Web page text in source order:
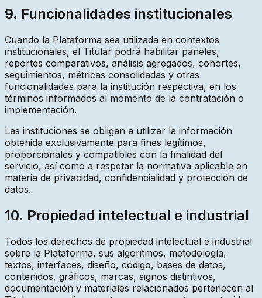
9. Funcionalidades institucionales
Cuando la Plataforma sea utilizada en contextos
institucionales, el Titular podrá habilitar paneles,
reportes comparativos, análisis agregados, cohortes,
seguimientos, métricas consolidadas y otras
funcionalidades para la institución respectiva, en los
términos informados al momento de la contratación o
implementación.
Las instituciones se obligan a utilizar la información
obtenida exclusivamente para fines legítimos,
proporcionales y compatibles con la finalidad del
servicio, así como a respetar la normativa aplicable en
materia de privacidad, confidencialidad y protección de
datos.
10. Propiedad intelectual e industrial
Todos los derechos de propiedad intelectual e industrial
sobre la Plataforma, sus algoritmos, metodología,
textos, interfaces, diseño, código, bases de datos,
contenidos, gráficos, marcas, signos distintivos,
documentación y materiales relacionados pertenecen al